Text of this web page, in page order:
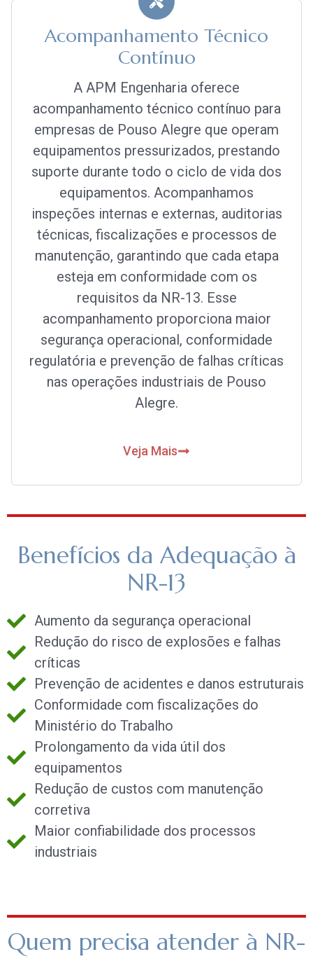
Acompanhamento Técnico
Contínuo
A APM Engenharia oferece
acompanhamento técnico contínuo para
empresas de Pouso Alegre que operam
equipamentos pressurizados, prestando
suporte durante todo o ciclo de vida dos
equipamentos. Acompanhamos
inspeções internas e externas, auditorias
técnicas, fiscalizações e processos de
manutenção, garantindo que cada etapa
esteja em conformidade com os
requisitos da NR-13. Esse
acompanhamento proporciona maior
segurança operacional, conformidade
regulatória e prevenção de falhas críticas
nas operações industriais de Pouso
Alegre.
Veja Mais
Benefícios da Adequação à
NR-13
Aumento da segurança operacional
Redução do risco de explosões e falhas
críticas
Prevenção de acidentes e danos estruturais
Conformidade com fiscalizações do
Ministério do Trabalho
Prolongamento da vida útil dos
equipamentos
Redução de custos com manutenção
corretiva
Maior confiabilidade dos processos
industriais
Quem precisa atender à NR-